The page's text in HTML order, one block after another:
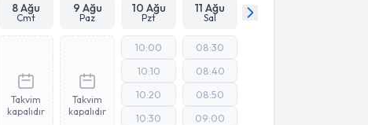
8 Ağu
Cmt
9 Ağu
Paz
10 Ağu
Pzt
11 Ağu
Sal
Takvim
kapalıdır
Takvim
kapalıdır
10:00
10:10
10:20
10:30
08:30
08:40
08:50
09:00